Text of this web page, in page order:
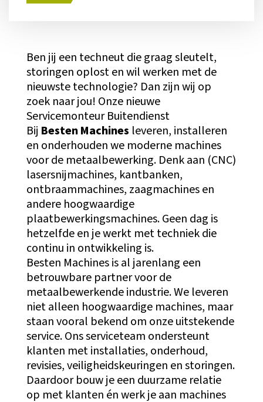
Ben jij een techneut die graag sleutelt,
storingen oplost en wil werken met de
nieuwste technologie? Dan zijn wij op
zoek naar jou! Onze nieuwe
Servicemonteur Buitendienst
Bij Besten Machines leveren, installeren
en onderhouden we moderne machines
voor de metaalbewerking. Denk aan (CNC)
lasersnijmachines, kantbanken,
ontbraammachines, zaagmachines en
andere hoogwaardige
plaatbewerkingsmachines. Geen dag is
hetzelfde en je werkt met techniek die
continu in ontwikkeling is.
Besten Machines is al jarenlang een
betrouwbare partner voor de
metaalbewerkende industrie. We leveren
niet alleen hoogwaardige machines, maar
staan vooral bekend om onze uitstekende
service. Ons serviceteam ondersteunt
klanten met installaties, onderhoud,
revisies, veiligheidskeuringen en storingen.
Daardoor bouw je een duurzame relatie
op met klanten én werk je aan machines